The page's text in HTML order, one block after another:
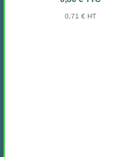
0,71 € HT